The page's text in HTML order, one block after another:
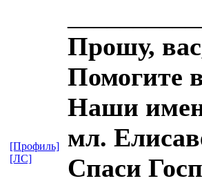
Прошу,
Помогите
Наши
мл.
Спаси
[Профиль]
[ЛС]